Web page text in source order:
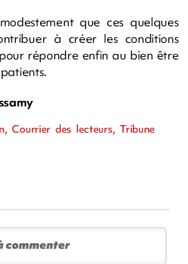
que ces quelques
à créer les conditions
répondre enfin au bien être
Courrier des lecteurs, Tribune